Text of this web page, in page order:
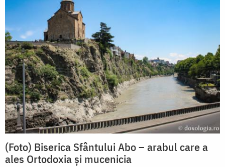
(Foto) Biserica Sfântului Abo – arabul care a
ales Ortodoxia și mucenicia